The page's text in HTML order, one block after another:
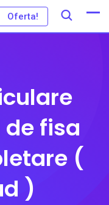
Oferta!
fisa
(
)